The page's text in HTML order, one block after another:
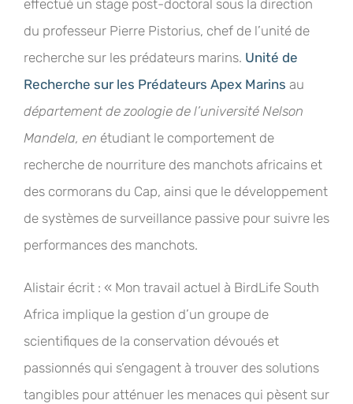
effectué un stage post-doctoral sous la direction
du professeur Pierre Pistorius, chef de l’unité de
recherche sur les prédateurs marins. Unité de
Recherche sur les Prédateurs Apex Marins au
département de zoologie de l’université Nelson
Mandela, en étudiant le comportement de
recherche de nourriture des manchots africains et
des cormorans du Cap, ainsi que le développement
de systèmes de surveillance passive pour suivre les
performances des manchots.
Alistair écrit : « Mon travail actuel à BirdLife South
Africa implique la gestion d’un groupe de
scientifiques de la conservation dévoués et
passionnés qui s’engagent à trouver des solutions
tangibles pour atténuer les menaces qui pèsent sur